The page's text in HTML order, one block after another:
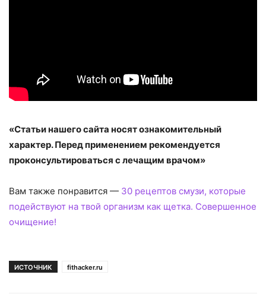
«Статьи нашего сайта носят ознакомительный
характер. Перед применением рекомендуется
проконсультироваться с лечащим врачом»
Вам также понравится — 30 рецептов смузи, которые
подействуют на твой организм как щетка. Совершенное
очищение!
ИСТОЧНИК fithacker.ru